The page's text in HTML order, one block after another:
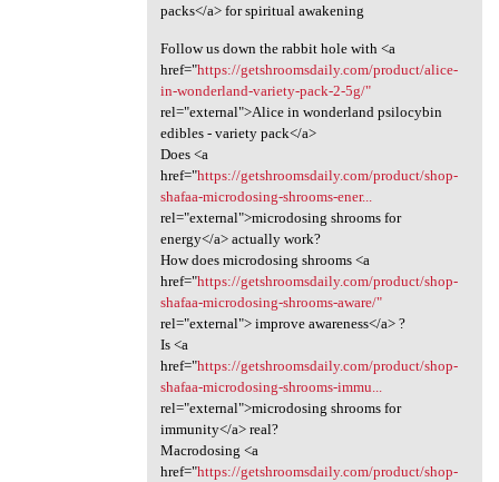
packs</a> for spiritual awakening
Follow us down the rabbit hole with <a
href="https://getshroomsdaily.com/product/alice-
in-wonderland-variety-pack-2-5g/"
rel="external">Alice in wonderland psilocybin
edibles - variety pack</a>
Does <a
href="https://getshroomsdaily.com/product/shop-
shafaa-microdosing-shrooms-ener...
rel="external">microdosing shrooms for
energy</a> actually work?
How does microdosing shrooms <a
href="https://getshroomsdaily.com/product/shop-
shafaa-microdosing-shrooms-aware/"
rel="external"> improve awareness</a> ?
Is <a
href="https://getshroomsdaily.com/product/shop-
shafaa-microdosing-shrooms-immu...
rel="external">microdosing shrooms for
immunity</a> real?
Macrodosing <a
href="https://getshroomsdaily.com/product/shop-